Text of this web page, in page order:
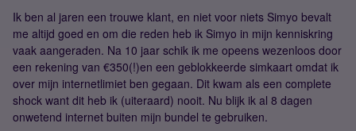
Ik ben al jaren een trouwe klant, en niet voor niets Simyo bevalt
me altijd goed en om die reden heb ik Simyo in mijn kenniskring
vaak aangeraden. Na 10 jaar schik ik me opeens wezenloos door
een rekening van €350(!)en een geblokkeerde simkaart omdat ik
over mijn internetlimiet ben gegaan. Dit kwam als een complete
shock want dit heb ik (uiteraard) nooit. Nu blijk ik al 8 dagen
onwetend internet buiten mijn bundel te gebruiken.